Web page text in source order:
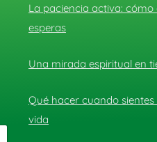
La paciencia activa:
esperas
Una mirada espiritual en
Qué hacer cuando
vida